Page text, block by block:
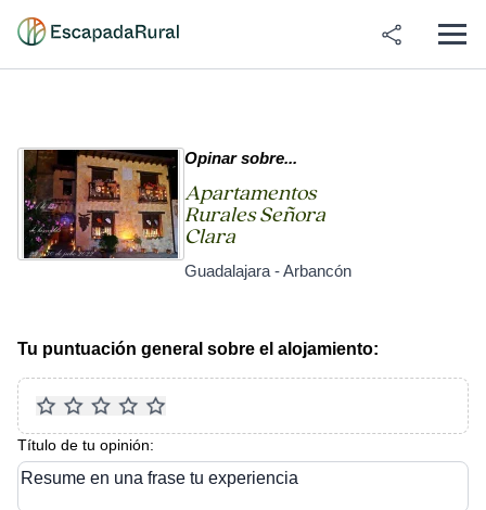
Opinar sobre...
Apartamentos
Rurales Señora
Clara
Guadalajara - Arbancón
Tu puntuación general sobre el alojamiento:
Título de tu opinión:
Resume en una frase tu experiencia